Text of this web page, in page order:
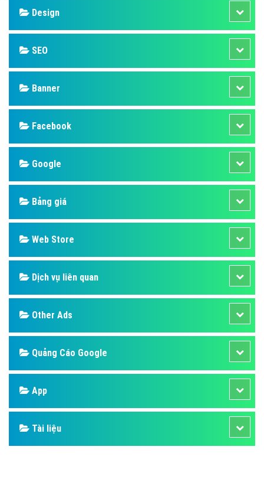
Design
SEO
Banner
Facebook
Google
Bảng giá
Web Store
Dịch vụ liên quan
Other Ads
Quảng Cáo Google
App
Tài liệu